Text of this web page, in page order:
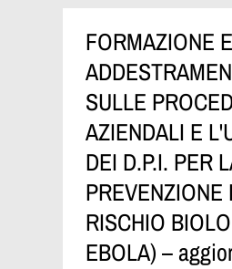
FORMAZIONE E
SULLE
AZIENDALI E
DEI D.P.I. PER
PREVENZIONE
RISCHIO
EBOLA) –